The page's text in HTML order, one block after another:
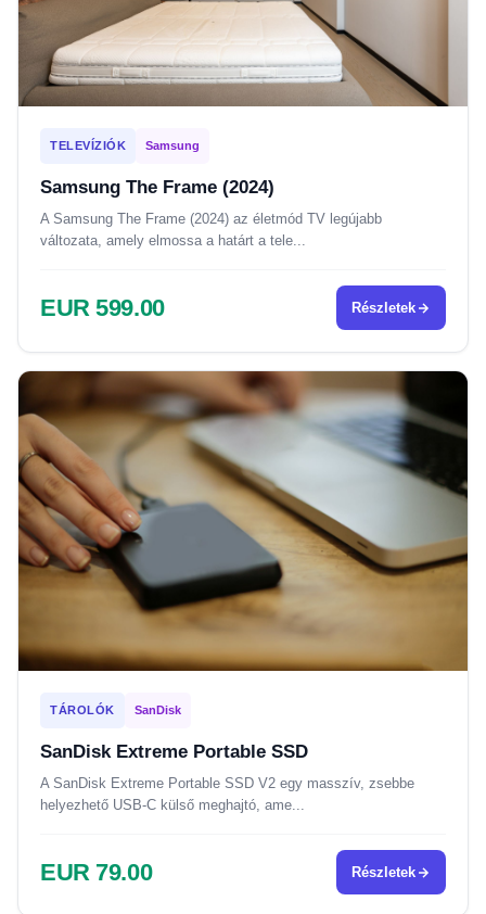
TELEVÍZIÓK Samsung
Samsung The Frame (2024)
A Samsung The Frame (2024) az életmód TV legújabb
változata, amely elmossa a határt a tele...
EUR 599.00 Részletek
TÁROLÓK SanDisk
SanDisk Extreme Portable SSD
A SanDisk Extreme Portable SSD V2 egy masszív, zsebbe
helyezhető USB-C külső meghajtó, ame...
EUR 79.00 Részletek